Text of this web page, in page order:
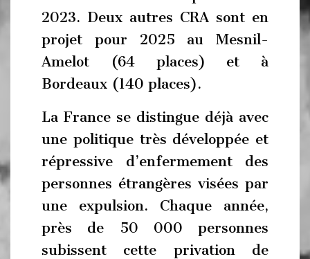
2023. Deux autres CRA sont en
projet pour 2025 au Mesnil-
Amelot (64 places) et à
Bordeaux (140 places).
La France se distingue déjà avec
une politique très développée et
répressive d’enfermement des
personnes étrangères visées par
une expulsion. Chaque année,
près de 50 000 personnes
subissent cette privation de